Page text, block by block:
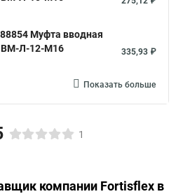
Муфта вводная
ВМ-Л-12-М16
335,93 ₽
Показать больше
1
компании Fortisflex в